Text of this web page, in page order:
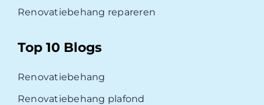
Renovatiebehang repareren
Top 10 Blogs
Renovatiebehang
Renovatiebehang plafond